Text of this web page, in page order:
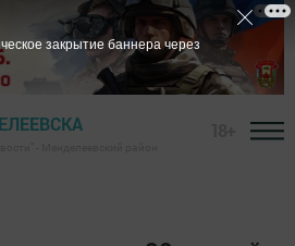
закрытие баннера через